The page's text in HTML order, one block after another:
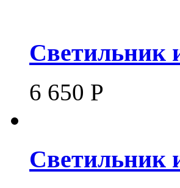
Светильник
6 650 Р
Светильник